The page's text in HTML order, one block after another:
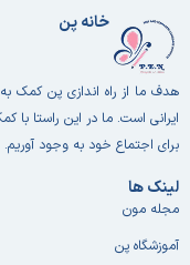
خانه پن
هدف ما از راه اندازی پن کمک
ایرانی است. ما در این راستا با
برای اجتماع خود به وجود آوریم.
لینک ها
مجله مون
آموزشگاه پن